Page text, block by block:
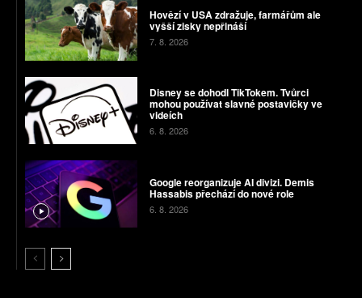
Hovězí v USA zdražuje, farmářům ale
vyšší zisky nepřináší
7. 8. 2026
Disney se dohodl TikTokem. Tvůrci
mohou používat slavné postavičky ve
videích
6. 8. 2026
Google reorganizuje AI divizi. Demis
Hassabis přechází do nové role
6. 8. 2026